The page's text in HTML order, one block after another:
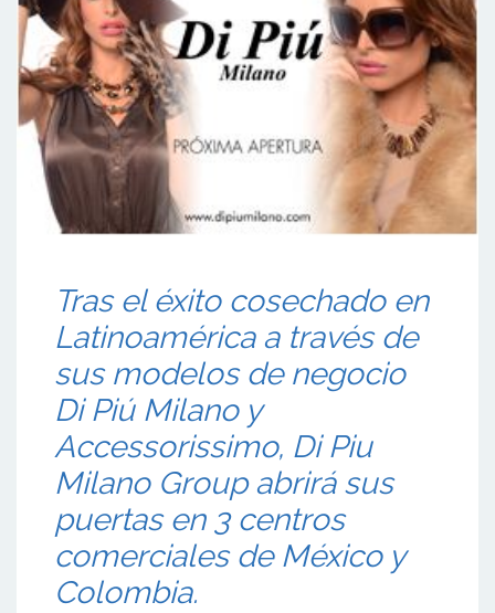
Tras el éxito cosechado en
Latinoamérica a través de
sus modelos de negocio
Di Piú Milano y
Accessorissimo, Di Piu
Milano Group abrirá sus
puertas en 3 centros
comerciales de México y
Colombia.